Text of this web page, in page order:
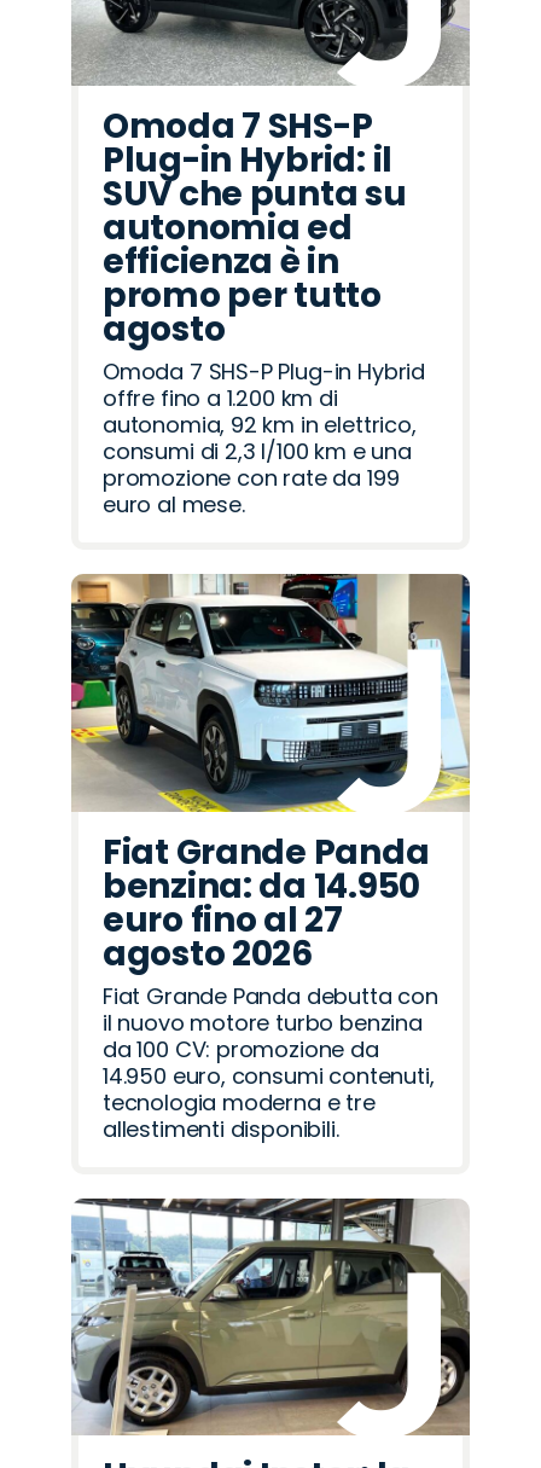
Omoda 7 SHS-P
Plug-in Hybrid: il
SUV che punta su
autonomia ed
efficienza è in
promo per tutto
agosto
Omoda 7 SHS-P Plug-in Hybrid
offre fino a 1.200 km di
autonomia, 92 km in elettrico,
consumi di 2,3 l/100 km e una
promozione con rate da 199
euro al mese.
Fiat Grande Panda
benzina: da 14.950
euro fino al 27
agosto 2026
Fiat Grande Panda debutta con
il nuovo motore turbo benzina
da 100 CV: promozione da
14.950 euro, consumi contenuti,
tecnologia moderna e tre
allestimenti disponibili.